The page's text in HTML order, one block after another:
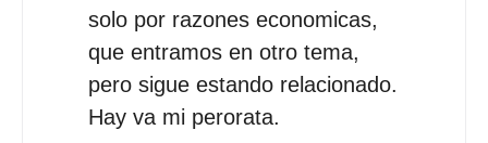
solo por razones economicas,
que entramos en otro tema,
pero sigue estando relacionado.
Hay va mi perorata.